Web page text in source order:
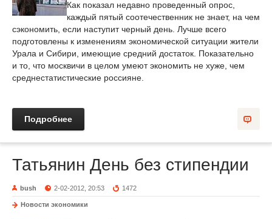
Как показал недавно проведенный опрос,
каждый пятый соотечественник не знает, на чем
сэкономить, если наступит черный день. Лучше всего
подготовлены к изменениям экономической ситуации жители
Урала и Сибири, имеющие средний достаток. Показательно
и то, что москвичи в целом умеют экономить не хуже, чем
среднестатистические россияне.
Подробнее
Татьянин День без стипендии
bush 2-02-2012, 20:53 1472
Новости экономики